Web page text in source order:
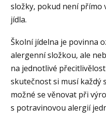
složky, pokud není přímo
jídla.
Školní jídelna je povinna
alergenní složkou, ale
na jednotlivé
skutečnost si musí každý
možné se věnovat při
s potravinovou alergií